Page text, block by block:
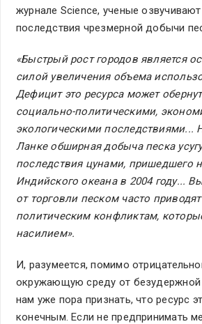
журнале Science, ученые озвучивают
последствия чрезмерной добычи
«Быстрый рост городов является
силой увеличения объема
Дефицит это ресурса может
социально-политическими,
экологическими последствиями...
Ланке обширная добыча песка
последствия цунами, пришедшего
Индийского океана в 2004 году...
от торговли песком часто
политическим конфликтам,
насилием».
И, разумеется, помимо
окружающую среду от
нам уже пора признать, что ресурс
конечным. Если не предпринимать